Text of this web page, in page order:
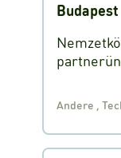
Budapest
Andere ,